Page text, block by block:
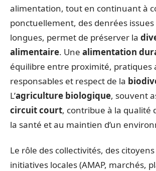
alimentation, tout en continuant à
ponctuellement, des denrées
longues, permet de préserver la
alimentaire. Une alimentation
équilibre entre proximité, pratiques
responsables et respect de la
L’agriculture biologique, souvent
circuit court, contribue à la qualité
la santé et au maintien d’un
Le rôle des collectivités, des
initiatives locales (AMAP, marchés,